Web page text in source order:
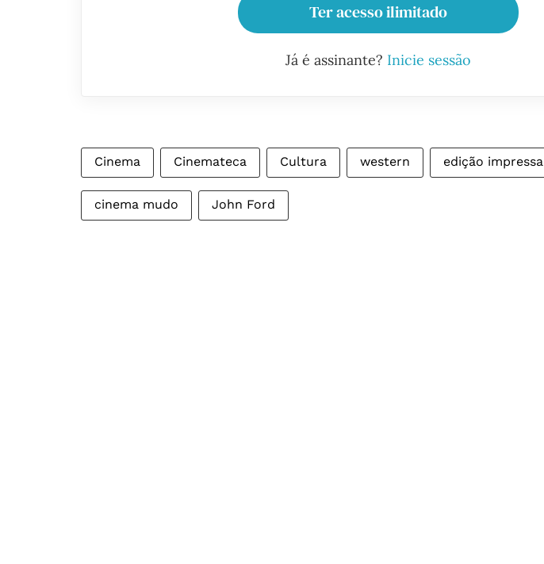
Ter acesso ilimitado
Já é assinante? Inicie sessão
Cinema Cinemateca Cultura western edição impressa
cinema mudo John Ford